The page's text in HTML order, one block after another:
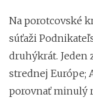
Na porotcovské
súťaži
druhýkrát. Jeden
strednej Európe;
porovnať minulý